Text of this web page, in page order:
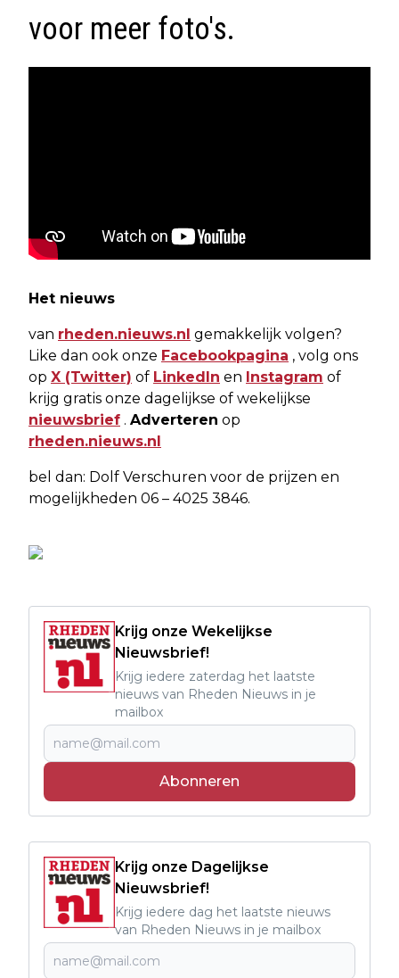
voor meer foto's.
Het nieuws
van rheden.nieuws.nl gemakkelijk volgen?
Like dan ook onze Facebookpagina , volg ons
op X (Twitter) of LinkedIn en Instagram of
krijg gratis onze dagelijkse of wekelijkse
nieuwsbrief . Adverteren op
rheden.nieuws.nl
bel dan: Dolf Verschuren voor de prijzen en
mogelijkheden 06 – 4025 3846.
Krijg onze Wekelijkse
Nieuwsbrief!
Krijg iedere zaterdag het laatste
nieuws van Rheden Nieuws in je
mailbox
Abonneren
Krijg onze Dagelijkse
Nieuwsbrief!
Krijg iedere dag het laatste nieuws
van Rheden Nieuws in je mailbox